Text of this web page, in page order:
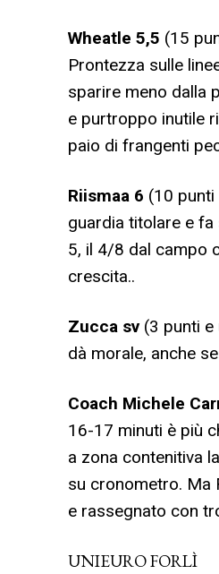
Wheatle 5,5 (15
Prontezza sulle
sparire meno dalla
e purtroppo inutile
paio di frangenti
Riismaa 6 (10 punti
guardia titolare e
5, il 4/8 dal campo
crescita..
Zucca sv (3 punti
dà morale, anche
Coach Michele
16-17 minuti è più
a zona contenitiva
su cronometro. Ma
e rassegnato con
UNIEURO FORLÌ